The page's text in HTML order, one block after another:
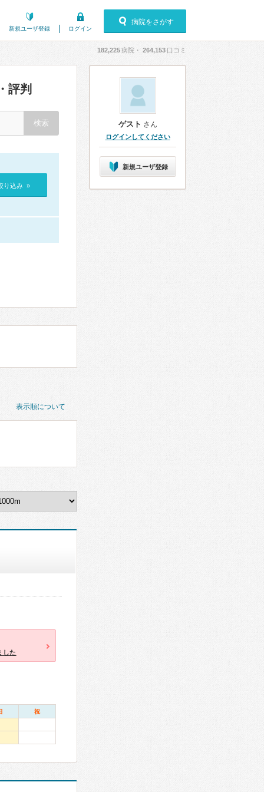
新規ユーザ登録 ログイン
病院をさがす
182,225病院・ 264,153 口コミ
評判
り込み »
表示順について
した
祝
ゲスト さん
ログインしてください
新規ユーザ登録